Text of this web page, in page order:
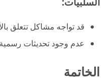
قد تواجه مشاكل تتعلق
عدم وجود تحديثات
الخاتمة